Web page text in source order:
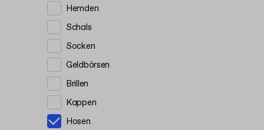
Hemden
Schals
Socken
Geldbörsen
Brillen
Kappen
Hosen